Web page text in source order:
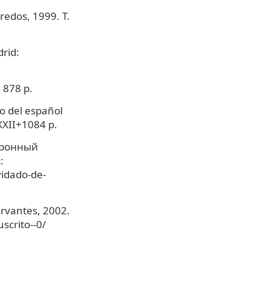
1999. T.
878 p.
del español
p.
de-
2002.
0/